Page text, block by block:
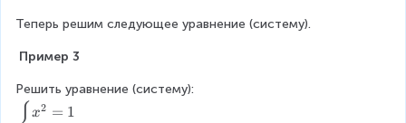
=
\
ef
t
w
x
2
(
\
e
q
Теперь решим следующее уравнение (систему).
Пример 3
Решить уравнение (систему):
\ x2 = 1